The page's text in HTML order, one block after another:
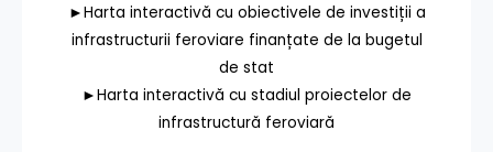
►Harta interactivă cu obiectivele de investiții a
infrastructurii feroviare finanțate de la bugetul
de stat
►Harta interactivă cu stadiul proiectelor de
infrastructură feroviară